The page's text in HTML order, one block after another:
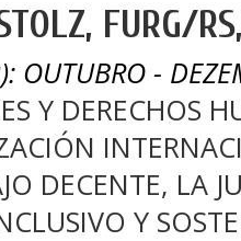
FURG/
OUTUBRO -
Y DERECHOS
DECENTE, LA
Y